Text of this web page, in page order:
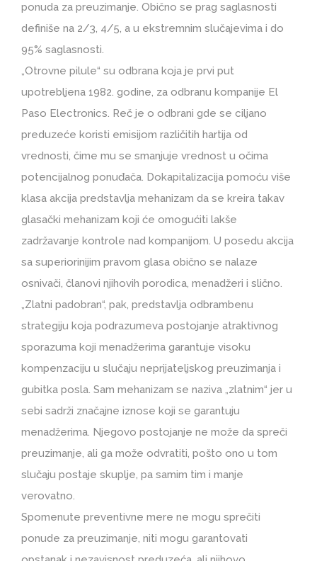
ponuda za preuzimanje. Obično se prag saglasnosti
definiše na 2/3, 4/5, a u ekstremnim slučajevima i do
95% saglasnosti.
„Otrovne pilule“ su odbrana koja je prvi put
upotrebljena 1982. godine, za odbranu kompanije El
Paso Electronics. Reč je o odbrani gde se ciljano
preduzeće koristi emisijom različitih hartija od
vrednosti, čime mu se smanjuje vrednost u očima
potencijalnog ponuđača. Dokapitalizacija pomoću više
klasa akcija predstavlja mehanizam da se kreira takav
glasački mehanizam koji će omogućiti lakše
zadržavanje kontrole nad kompanijom. U posedu akcija
sa superiorinijim pravom glasa obično se nalaze
osnivači, članovi njihovih porodica, menadžeri i slično.
„Zlatni padobran“, pak, predstavlja odbrambenu
strategiju koja podrazumeva postojanje atraktivnog
sporazuma koji menadžerima garantuje visoku
kompenzaciju u slučaju neprijateljskog preuzimanja i
gubitka posla. Sam mehanizam se naziva „zlatnim“ jer u
sebi sadrži značajne iznose koji se garantuju
menadžerima. Njegovo postojanje ne može da spreči
preuzimanje, ali ga može odvratiti, pošto ono u tom
slučaju postaje skuplje, pa samim tim i manje
verovatno.
Spomenute preventivne mere ne mogu sprečiti
ponude za preuzimanje, niti mogu garantovati